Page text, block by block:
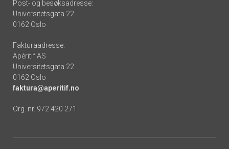
Post- og besøksadresse:
Universitetsgata 22
0162 Oslo
Fakturaadresse:
Apéritif AS
Universitetsgata 22
0162 Oslo
faktura@aperitif.no
Org. nr. 972 420 271